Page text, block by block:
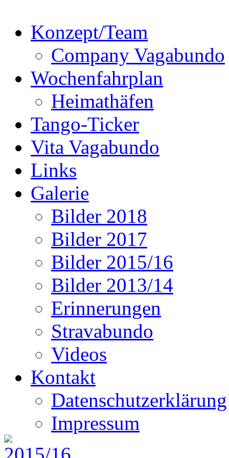
Konzept/Team
Company Vagabundo
Wochenfahrplan
Heimathäfen
Tango-Ticker
Vita Vagabundo
Links
Galerie
Bilder 2018
Bilder 2017
Bilder 2015/16
Bilder 2013/14
Erinnerungen
Stravabundo
Videos
Kontakt
Datenschutzerklärung
Impressum